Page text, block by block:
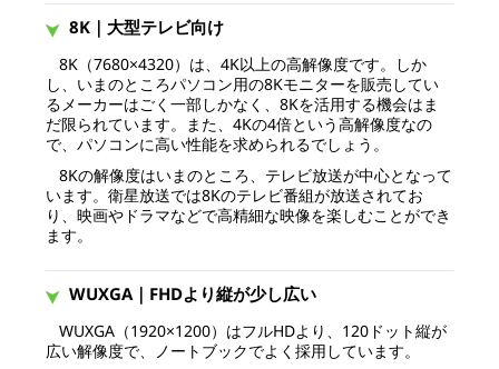
8K｜大型テレビ向け
8K（7680×4320）は、4K以上の高解像度です。しか
し、いまのところパソコン用の8Kモニターを販売してい
るメーカーはごく一部しかなく、8Kを活用する機会はま
だ限られています。また、4Kの4倍という高解像度なの
で、パソコンに高い性能を求められるでしょう。
8Kの解像度はいまのところ、テレビ放送が中心となって
います。衛星放送では8Kのテレビ番組が放送されてお
り、映画やドラマなどで高精細な映像を楽しむことができ
ます。
WUXGA｜FHDより縦が少し広い
WUXGA（1920×1200）はフルHDより、120ドット縦が
広い解像度で、ノートブックでよく採用しています。